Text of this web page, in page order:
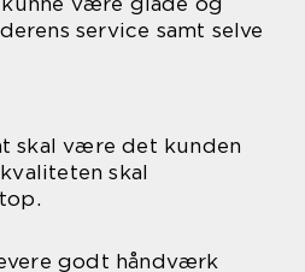
service samt selve
skal være det kunden
skal
godt håndværk